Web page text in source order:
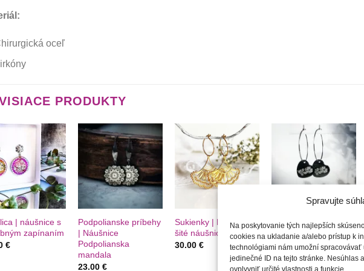
Spravujte
Na poskytovanie tých najlepších
cookies na ukladanie a/alebo prístup k
technológiami nám umožní
jedinečné ID na tejto stránke. Nesúhlas
ovplyvniť určité vlastnosti a funkcie.
oceľ
PRODUKTY
Túto
krasotinku
si prosím
| náušnice s
zapínaním
€
Túto
krasotinku
si prosím
Podpolianske príbehy
| Náušnice
Podpolianska
mandala
23.00 €
Túto
krasotinku
si prosím
Sukienky | Dámske
šité náušnice
30.00 €
krasotinku
si prosím
Podpolianske príbehy
| Náušnice srdiečka
na obruči
23.00€